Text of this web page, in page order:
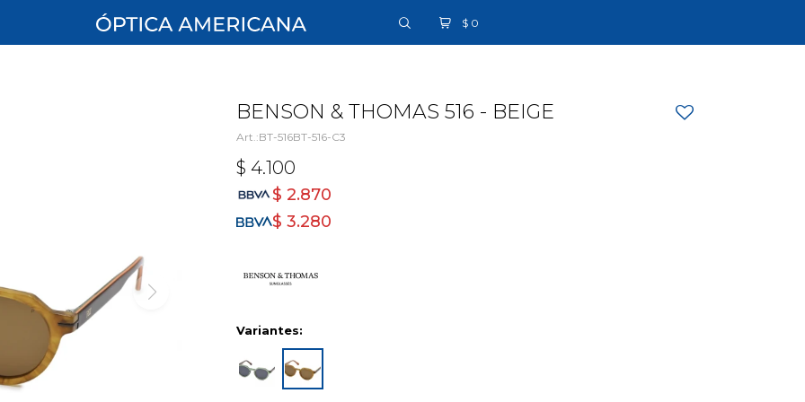
$ 0
BENSON & THOMAS 516 - BEIGE
BT-516BT-516-C3
$ 4.100
$ 2.870
$ 3.280
Variantes: